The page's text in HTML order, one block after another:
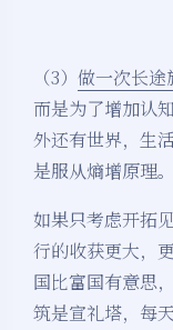
（3） 做一次长途
而是为了增加认
外还有世界，生
是服从熵增原理。
如果只考虑开拓
行的收获更大，
国比富国有意思
筑是宣礼塔，每